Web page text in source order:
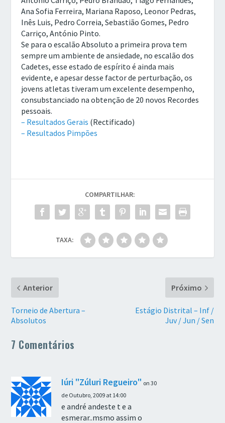
Ana Sofia Ferreira, Mariana Raposo, Leonor Pedras,
Inês Luis, Pedro Correia, Sebastião Gomes, Pedro
Carriço, António Pinto.
Se para o escalão Absoluto a primeira prova tem
sempre um ambiente de ansiedade, no escalão dos
Cadetes, esse estado de espírito é ainda mais
evidente, e apesar desse factor de perturbação, os
jovens atletas tiveram um excelente desempenho,
consubstanciado na obtenção de 20 novos Recordes
pessoais.
– Resultados Gerais (Rectificado)
– Resultados Pimpões
COMPARTILHAR:
TAXA:
Anterior
Torneio de Abertura –
Absolutos
Próximo
Estágio Distrital – Inf /
Juv / Jun / Sen
7 Comentários
Iúri "Zúluri Regueiro" on 30
de Outubro, 2009 at 14:00
e andré andeste t e a
esmerar..msmo assim o